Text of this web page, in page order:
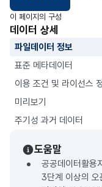
이 페이지의 구성
데이터 상세
파일데이터 정보
표준 메타데이터
이용 조건 및 라이선스
미리보기
주기성 과거 데이터
도움말
공공데이터활용
3단계 이상의